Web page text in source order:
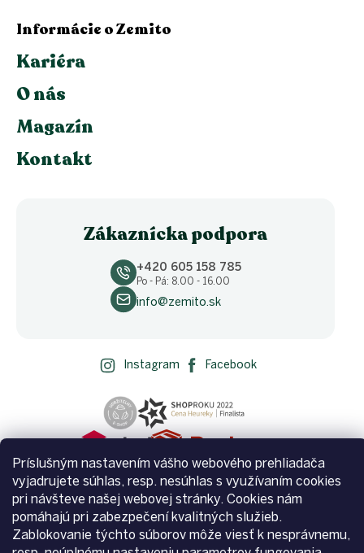
Príslušným nastavením vášho webového prehliadača
vyjadrujete súhlas, resp. nesúhlas s využívaním cookies
pri návšteve našej webovej stránky. Cookies nám
pomáhajú pri zabezpečení kvalitných služieb.
Zablokovanie týchto súborov môže viesť k nesprávnemu,
Informácie o Zemito
Kariéra
O nás
Magazín
Kontakt
Zákaznícka podpora
+420 605 158 785
Po - Pá: 8.00 - 16.00
info@zemito.sk
Instagram Facebook